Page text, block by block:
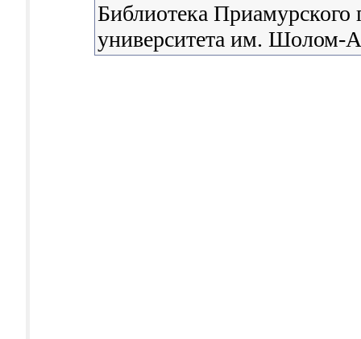
Библиотека Приамурского
университета им. Шолом-